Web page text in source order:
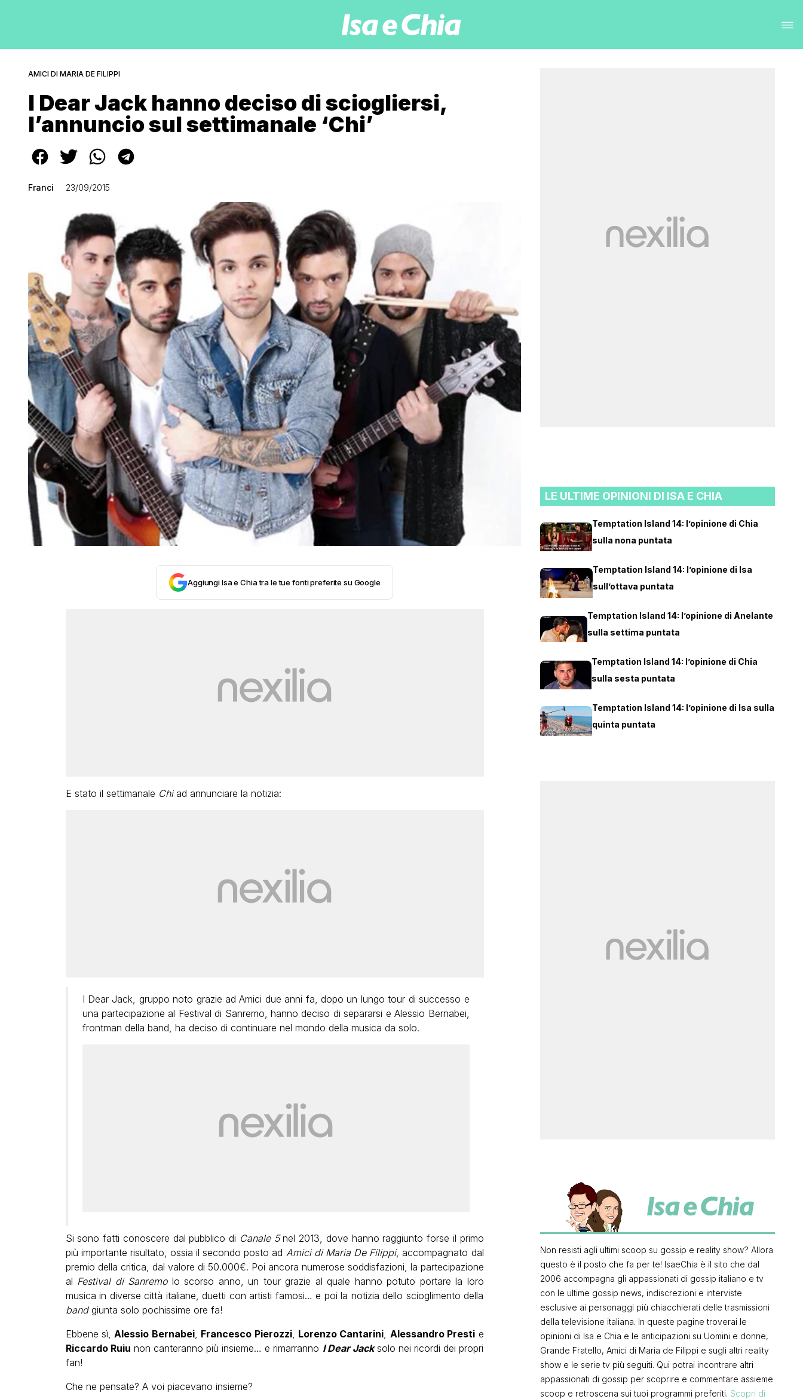
AMICI DI MARIA DE FILIPPI
I Dear Jack hanno deciso di sciogliersi,
l’annuncio sul settimanale ‘Chi’
Franci 23/09/2015
Aggiungi Isa e Chia tra le tue fonti preferite su Google
E stato il settimanale Chiad annunciare la notizia:
I Dear Jack, gruppo noto grazie ad Amici due anni fa, dopo un lungo tour di successo e
una partecipazione al Festival di Sanremo, hanno deciso di separarsi e Alessio Bernabei,
frontman della band, ha deciso di continuare nel mondo della musica da solo.
Si sono fatti conoscere dal pubblico di Canale 5nel 2013, dove hanno raggiunto forse il primo
più importante risultato, ossia il secondo posto ad Amici di Maria De Filippi, accompagnato dal
premio della critica, dal valore di 50.000€. Poi ancora numerose soddisfazioni, la partecipazione
al Festival di Sanremolo scorso anno, un tour grazie al quale hanno potuto portare la loro
musica in diverse città italiane, duetti con artisti famosi… e poi la notizia dello scioglimento della
band giunta solo pochissime ore fa!
Ebbene sì, Alessio Bernabei, Francesco Pierozzi, Lorenzo Cantarini Alessandro Presti e
Riccardo Ruiu non canteranno più insieme… e rimarranno I Dear Jacksolo nei ricordi dei propri
fan!
Che ne pensate? A voi piacevano insieme?
LE ULTIME OPINIONI DI ISA E CHIA
Temptation Island 14: l’opinione di Chia
sulla nona puntata
Temptation Island 14: l’opinione di Isa
sull’ottava puntata
Temptation Island 14: l’opinione di Anelante
sulla settima puntata
Temptation Island 14: l’opinione di Chia
sulla sesta puntata
Temptation Island 14: l’opinione di Isa sulla
quinta puntata
Non resisti agli ultimi scoop su gossip e reality show? Allora
questo è il posto che fa per te! IsaeChia è il sito che dal
2006 accompagna gli appassionati di gossip italiano e tv
con le ultime gossip news, indiscrezioni e interviste
esclusive ai personaggi più chiacchierati delle trasmissioni
della televisione italiana. In queste pagine troverai le
opinioni di Isa e Chia e le anticipazioni su Uomini e donne,
Grande Fratello, Amici di Maria de Filippi e sugli altri reality
show e le serie tv più seguiti. Qui potrai incontrare altri
appassionati di gossip per scoprire e commentare assieme
scoop e retroscena sui tuoi programmi preferiti. Scopri di